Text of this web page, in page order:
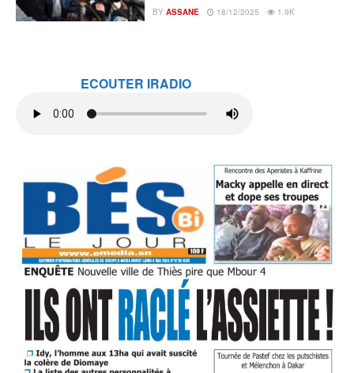
BY ASSANE 18/12/2025 1.9K
ECOUTER IRADIO